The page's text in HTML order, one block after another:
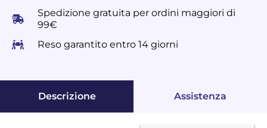
Spedizione gratuita per ordini maggiori di
99€
Reso garantito entro 14 giorni
Descrizione Assistenza